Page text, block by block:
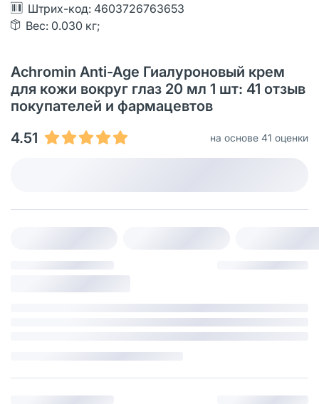
Штрих-код: 4603726763653
Вес: 0.030 кг;
Achromin Anti-Age Гиалуроновый крем
для кожи вокруг глаз 20 мл 1 шт: 41 oтзыв
покупателей и фармацевтов
4.51
на основе 41 оценки